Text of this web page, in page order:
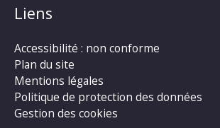
Liens
Accessibilité : non conforme
Plan du site
Mentions légales
Politique de protection des données
Gestion des cookies